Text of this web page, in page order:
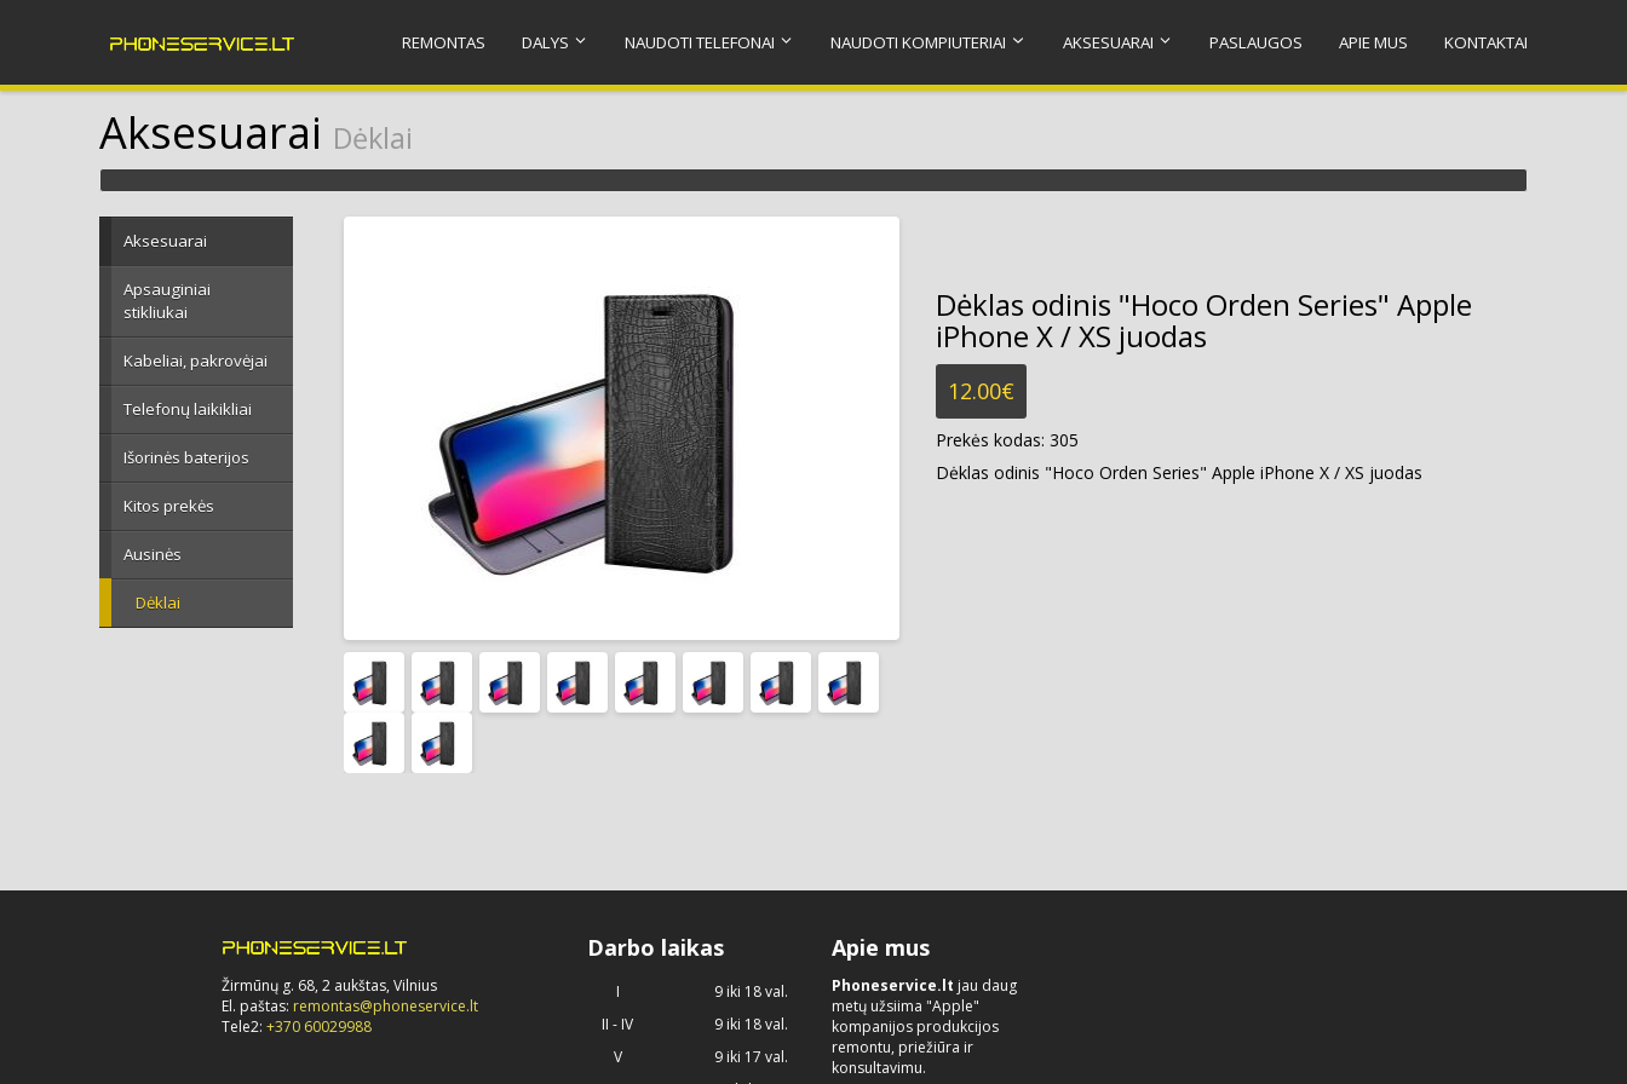
REMONTAS DALYS NAUDOTI TELEFONAI NAUDOTI KOMPIUTERIAI AKSESUARAI PASLAUGOS APIE MUS KONTAKTAI
Aksesuarai Dėklai
Aksesuarai
Apsauginiai
stikliukai
Kabeliai, pakrovėjai
Telefonų laikikliai
Išorinės baterijos
Kitos prekės
Ausinės
Dėklai
Dėklas odinis "Hoco Orden Series" Apple
iPhone X / XS juodas
12.00€
Prekės kodas: 305
Dėklas odinis "Hoco Orden Series" Apple iPhone X / XS juodas
Žirmūnų g. 68, 2 aukštas, Vilnius
El. paštas: remontas@phoneservice.lt
Tele2: +370 60029988
Darbo laikas
I
9 iki 18 val.
II - IV
9 iki 18 val.
V
9 iki 17 val.
Apie mus
Phoneservice.lt jau daug
metų užsiima "Apple"
kompanijos produkcijos
remontu, priežiūra ir
konsultavimu.